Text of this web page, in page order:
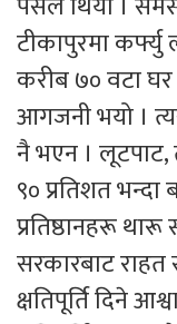
टीकापुरमा
करीब ७० वटा
आगजनी भयो ।
नै भएन ।
९० प्रतिशत
प्रतिष्ठानहरू
सरकारबाट
क्षतिपूर्ति दिने